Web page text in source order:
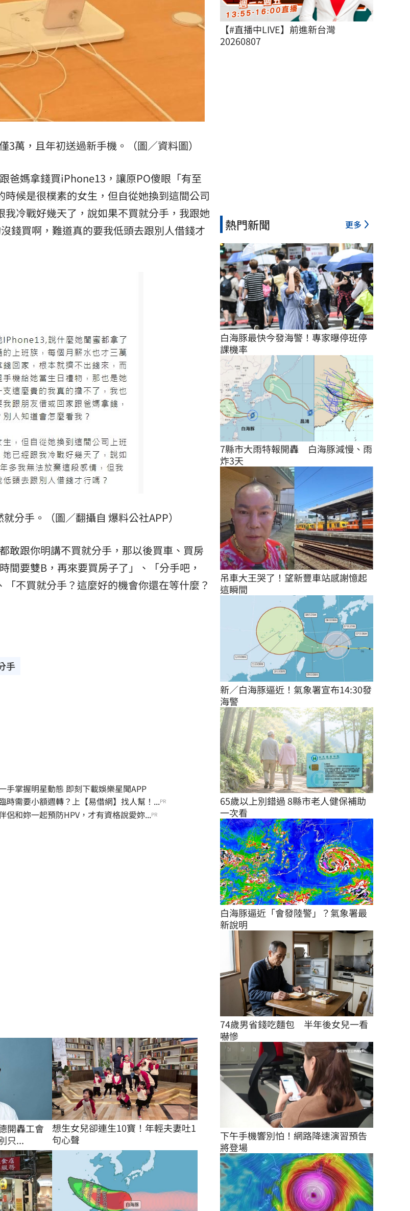
萬，且年初送過新手機。（圖／資料圖）
爸媽拿錢買iPhone13，讓原PO傻眼「有至
候是很樸素的女生，但自從她換到這間公司
冷戰好幾天了，說如果不買就分手，我跟她
錢買啊，難道真的要我低頭去跟別人借錢才
分手。（圖／翻攝自 爆料公社APP）
敢跟你明講不買就分手，那以後買車、買房
間要雙B，再來要買房子了」、「分手吧，
不買就分手？這麼好的機會你還在等什麼？
手
一手掌握明星動態 即刻下載娛樂星聞APP
時需要小額週轉？上【易借網】找人幫！...PR
侶和妳一起預防HPV，才有資格說愛妳...PR
開轟工會
只...
想生女兒卻連生10寶！年輕夫妻吐1
句心聲
【#直播中LIVE】前進新台灣
20260807
熱門新聞 更多
白海豚最快今發海警！專家曝停班停
課機率
7縣市大雨特報開轟　白海豚減慢、雨
炸3天
吊車大王哭了！望新豐車站感謝憶起
這瞬間
新／白海豚逼近！氣象署宣布14:30發
海警
65歲以上別錯過 8縣市老人健保補助
一次看
白海豚逼近「會發陸警」？氣象署最
新說明
74歲男省錢吃麵包　半年後女兒一看
嚇慘
下午手機響別怕！網路降速演習預告
將登場